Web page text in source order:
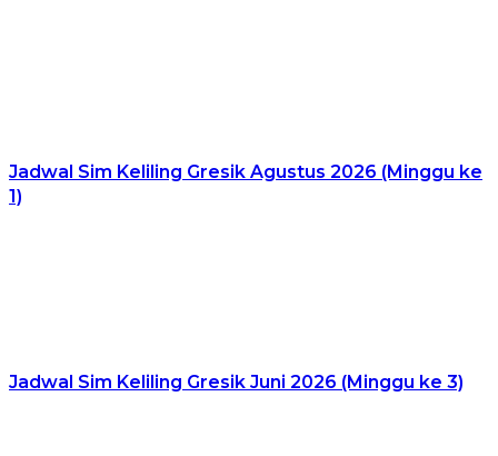
Jadwal Sim Keliling Gresik Agustus 2026 (Minggu ke
1)
Jadwal Sim Keliling Gresik Juni 2026 (Minggu ke 3)